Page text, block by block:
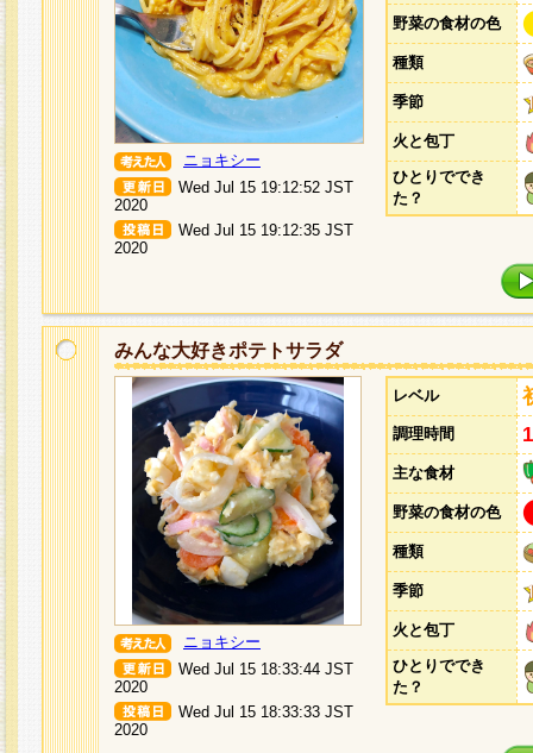
ニョキシー
Wed Jul 15 19:12:52 JST
2020
Wed Jul 15 19:12:35 JST
2020
野菜の食材の色
種類
季節
火と包丁
ひとりででき
た？
みんな大好きポテトサラダ
ニョキシー
Wed Jul 15 18:33:44 JST
2020
Wed Jul 15 18:33:33 JST
2020
レベル
調理時間
主な食材
野菜の食材の色
種類
季節
火と包丁
ひとりででき
た？